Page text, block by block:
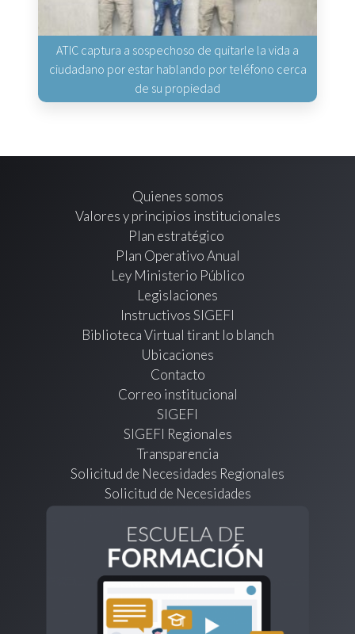
ATIC captura a sospechoso de quitarle la vida a
ciudadano por estar hablando por teléfono cerca
de su propiedad
Quienes somos
Valores y principios institucionales
Plan estratégico
Plan Operativo Anual
Ley Ministerio Público
Legislaciones
Instructivos SIGEFI
Biblioteca Virtual tirant lo blanch
Ubicaciones
Contacto
Correo institucional
SIGEFI
SIGEFI Regionales
Transparencia
Solicitud de Necesidades Regionales
Solicitud de Necesidades